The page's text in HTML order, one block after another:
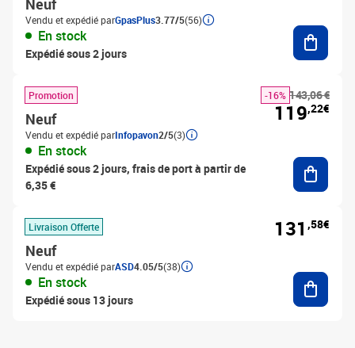
Neuf
Vendu et expédié parGpasPlus3.77/5(56)
En stock
Expédié sous 2 jours
Promotion
Neuf
Vendu et expédié parInfopavon2/5(3)
En stock
Expédié sous 2 jours, frais de port à partir de
6,35 €
143,06 €
-16%
119,22€
Livraison Offerte
Neuf
Vendu et expédié parASD4.05/5(38)
En stock
Expédié sous 13 jours
131 ,58€